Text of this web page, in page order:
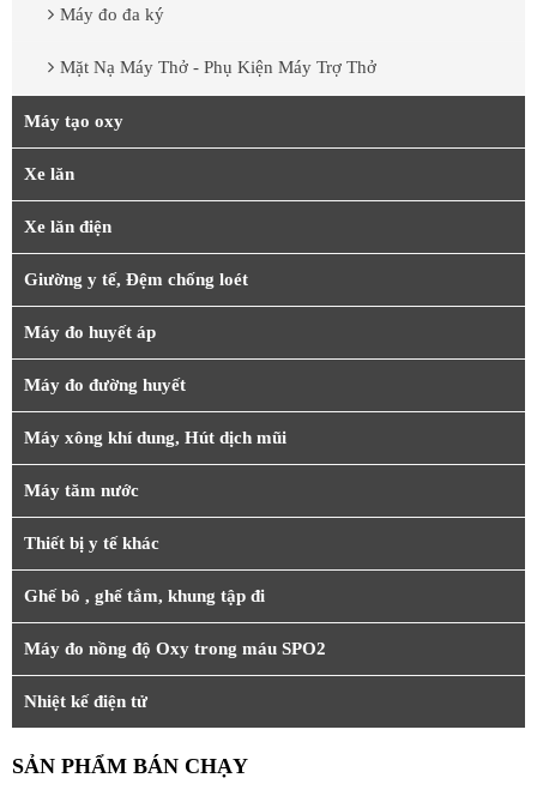
Máy đo đa ký
Mặt Nạ Máy Thở - Phụ Kiện Máy Trợ Thở
Máy tạo oxy
Xe lăn
Xe lăn điện
Giường y tế, Đệm chống loét
Máy đo huyết áp
Máy đo đường huyết
Máy xông khí dung, Hút dịch mũi
Máy tăm nước
Thiết bị y tế khác
Ghế bô , ghế tắm, khung tập đi
Máy đo nồng độ Oxy trong máu SPO2
Nhiệt kế điện tử
SẢN PHẨM BÁN CHẠY